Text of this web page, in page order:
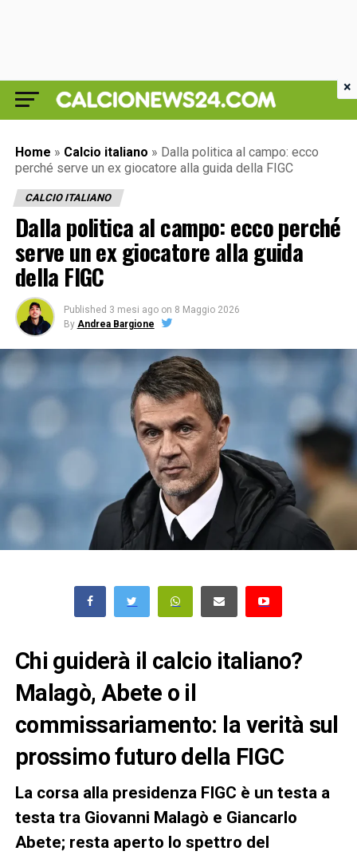
Home » Calcio italiano » Dalla politica al campo: ecco
perché serve un ex giocatore alla guida della FIGC
CALCIO ITALIANO
Dalla politica al campo: ecco perché
serve un ex giocatore alla guida
della FIGC
Published 3 mesi ago on 8 Maggio 2026
By Andrea Bargione
Chi guiderà il calcio italiano?
Malagò, Abete o il
commissariamento: la verità sul
prossimo futuro della FIGC
La corsa alla presidenza FIGC è un testa a
testa tra Giovanni Malagò e Giancarlo
Abete; resta aperto lo spettro del
×